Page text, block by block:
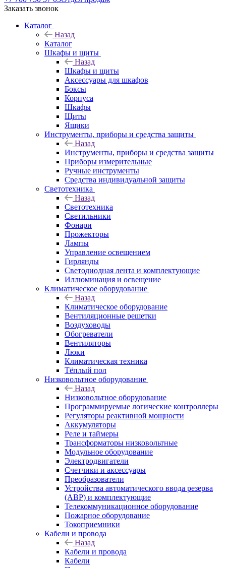
Заказать звонок
Каталог
Назад
Каталог
Шкафы и щиты
Назад
Шкафы и щиты
Аксессуары для шкафов
Боксы
Корпуса
Шкафы
Щиты
Ящики
Инструменты, приборы и средства защиты
Назад
Инструменты, приборы и средства защиты
Приборы измерительные
Ручные инструменты
Средства индивидуальной защиты
Светотехника
Назад
Светотехника
Светильники
Фонари
Прожекторы
Лампы
Управление освещением
Гирлянды
Светодиодная лента и комплектующие
Иллюминация и освещение
Климатическое оборудование
Назад
Климатическое оборудование
Вентиляционные решетки
Воздуховоды
Обогреватели
Вентиляторы
Люки
Климатическая техника
Тёплый пол
Низковольтное оборудование
Назад
Низковольтное оборудование
Программируемые логические контроллеры
Регуляторы реактивной мощности
Аккумуляторы
Реле и таймеры
Трансформаторы низковольтные
Модульное оборудование
Электродвигатели
Счетчики и аксессуары
Преобразователи
Устройства автоматического ввода резерва
(АВР) и комплектующие
Телекоммуникационное оборудование
Пожарное оборудование
Токоприемники
Кабели и провода
Назад
Кабели и провода
Кабели